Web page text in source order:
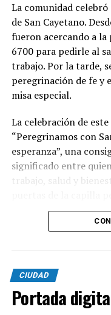
La comunidad
de San Cayetano.
fueron acercando a
6700 para pedirle al
trabajo. Por la tarde,
peregrinación de fe y
misa especial.
La celebración de
“Peregrinamos con
esperanza”, una
significado entre
trabajo, salud y
La imagen del santo
las calles del barrio.
sumaron al recorrido
expresiones de fe.
En paralelo, distintos
CIUDAD
Portada